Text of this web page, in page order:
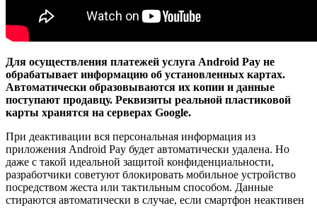
Для осуществления платежей услуга Android Pay не
обрабатывает информацию об установленных картах.
Автоматически образовываются их копии и данные
поступают продавцу. Реквизиты реальной пластиковой
карты хранятся на серверах Google.
При деактивации вся персональная информация из
приложения Android Pay будет автоматически удалена. Но
даже с такой идеальной защитой конфиденциальности,
разработчики советуют блокировать мобильное устройство
посредством жеста или тактильным способом. Данные
стираются автоматически в случае, если смартфон неактивен